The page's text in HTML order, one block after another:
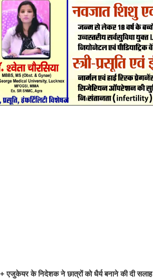
एजुकेयर के निदेशक ने छात्रों को धैर्य बनाने की दी सलाह